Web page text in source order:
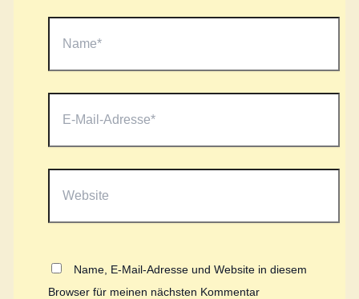
Mail-
Name, E-Mail-Adresse und Website in diesem
Browser für meinen nächsten Kommentar